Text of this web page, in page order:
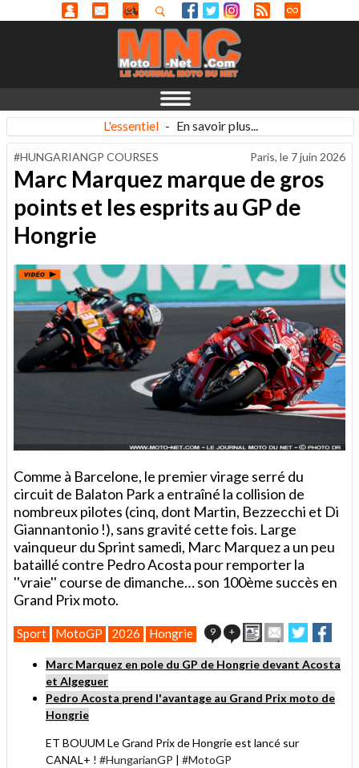
L'essentiel - En savoir plus...
#HUNGARIANGP COURSES Paris, le 7 juin 2026
Marc Marquez marque de gros
points et les esprits au GP de
Hongrie
Comme à Barcelone, le premier virage serré du
circuit de Balaton Park a entraîné la collision de
nombreux pilotes (cinq, dont Martin, Bezzecchi et Di
Giannantonio !), sans gravité cette fois. Large
vainqueur du Sprint samedi, Marc Marquez a un peu
bataillé contre Pedro Acosta pour remporter la
''vraie'' course de dimanche… son 100ème succès en
Grand Prix moto.
Sport MotoGP 2026 Hongrie 9 + ImprimerEnvoyer
cet
article
à
ami
Partager
sur
Twitter
sur
Marc Marquez en pole du GP de Hongrie devant Acosta
et Algeguer
Pedro Acosta prend l'avantage au Grand Prix moto de
Hongrie
ET BOUUM Le Grand Prix de Hongrie est lancé sur
CANAL+ ! #HungarianGP | #MotoGP